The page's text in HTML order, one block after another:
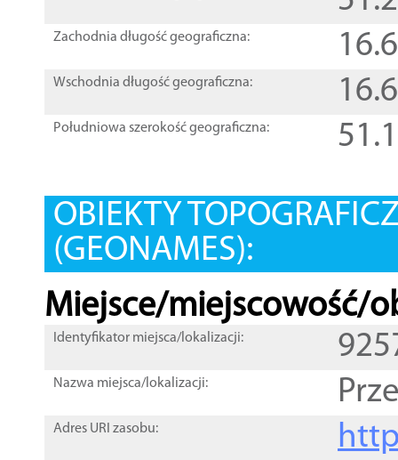
Zachodnia długość geograficzna:
Wschodnia długość geograficzna:
Południowa szerokość geograficzna:
OBIEKTY
(GEONAMES):
Miejsce/miejscowość/
Identyfikator miejsca/lokalizacji:
Nazwa miejsca/lokalizacji:
Adres URI zasobu: